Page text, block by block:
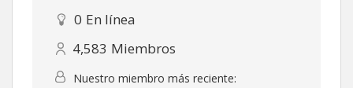
0 En línea
4,583 Miembros
Nuestro miembro más reciente: